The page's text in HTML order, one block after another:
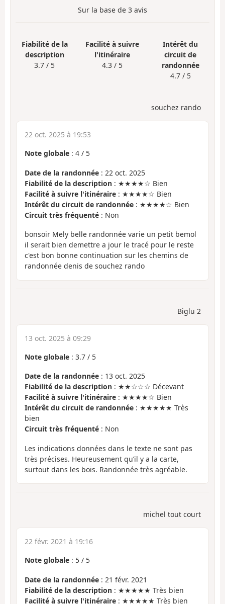
Sur la base de 3 avis
Fiabilité de la
description
3.7 / 5
Facilité à suivre
l'itinéraire
4.3 / 5
Intérêt du
circuit de
randonnée
4.7 / 5
souchez rando
22 oct. 2025 à 19:53
Note globale : 4 / 5
Date de la randonnée : 22 oct. 2025
Fiabilité de la description : ★★★★☆ Bien
Facilité à suivre l'itinéraire : ★★★★☆ Bien
Intérêt du circuit de randonnée : ★★★★☆ Bien
Circuit très fréquenté : Non
bonsoir Mely belle randonnée varie un petit bemol
il serait bien demettre a jour le tracé pour le reste
c'est bon bonne continuation sur les chemins de
randonnée denis de souchez rando
Biglu 2
13 oct. 2025 à 09:29
Note globale : 3.7 / 5
Date de la randonnée : 13 oct. 2025
Fiabilité de la description : ★★☆☆☆ Décevant
Facilité à suivre l'itinéraire : ★★★★☆ Bien
Intérêt du circuit de randonnée : ★★★★★ Très
bien
Circuit très fréquenté : Non
Les indications données dans le texte ne sont pas
très précises. Heureusement qu’il y a la carte,
surtout dans les bois. Randonnée très agréable.
michel tout court
22 févr. 2021 à 19:16
Note globale : 5 / 5
Date de la randonnée : 21 févr. 2021
Fiabilité de la description : ★★★★★ Très bien
Facilité à suivre l'itinéraire : ★★★★★ Très bien